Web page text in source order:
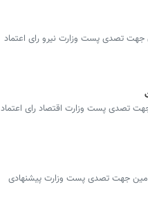
جهت تصدی پست وزارت نیرو رای اعتماد
تصدی پست وزارت اقتصاد رای اعتماد
جهت تصدی پست وزارت پیشنهادی